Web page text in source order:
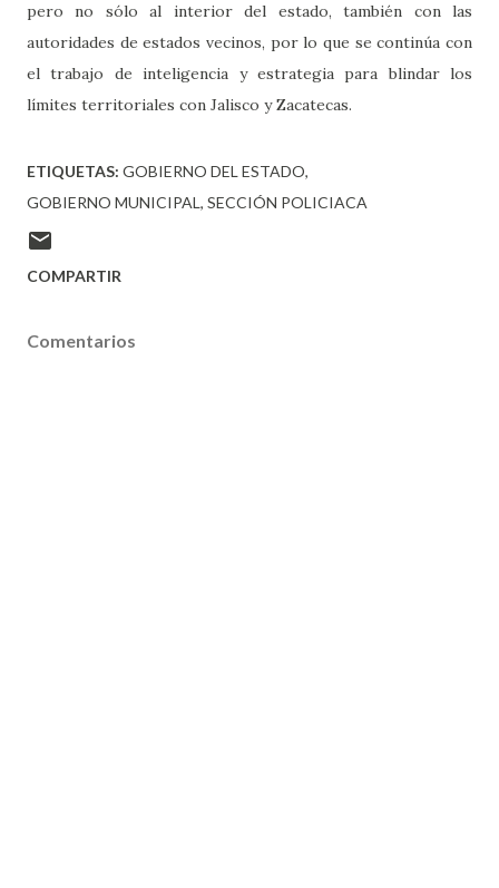
pero no sólo al interior del estado, también con las
autoridades de estados vecinos, por lo que se continúa con
el trabajo de inteligencia y estrategia para blindar los
límites territoriales con Jalisco y Zacatecas.
ETIQUETAS: GOBIERNO DEL ESTADO
GOBIERNO MUNICIPAL SECCIÓN POLICIACA
COMPARTIR
Comentarios